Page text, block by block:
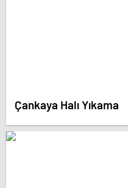
Çankaya Halı Yıkama